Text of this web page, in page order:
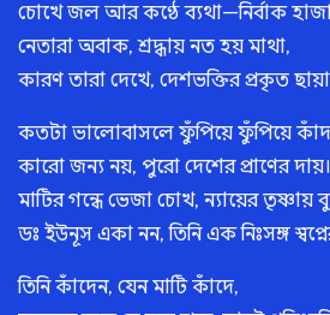
চোখে জল আর কণ্ঠে ব্যথা—নির্বাক হাজার
নেতারা অবাক, শ্রদ্ধায় নত হয় মাথা,
কারণ তারা দেখে, দেশভক্তির প্রকৃত
কতটা ভালোবাসলে ফুঁপিয়ে ফুঁপিয়ে
কারো জন্য নয়, পুরো দেশের প্রাণের দায়।
মাটির গন্ধে ভেজা চোখ, ন্যায়ের তৃষ্ণায়
ডঃ ইউনূস একা নন, তিনি এক নিঃসঙ্গ
তিনি কাঁদেন, যেন মাটি কাঁদে,